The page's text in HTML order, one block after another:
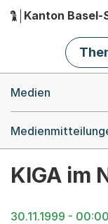
Hauptnavigation
Kanton Basel-
Medien
KIGA im
30.11.1999 - 00:00